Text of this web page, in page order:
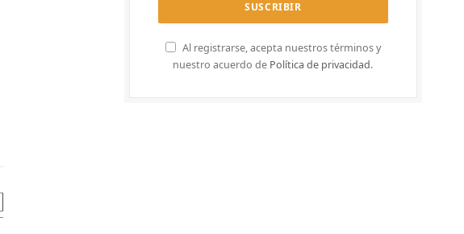
Al registrarse, acepta nuestros términos y
nuestro acuerdo de Política de privacidad.